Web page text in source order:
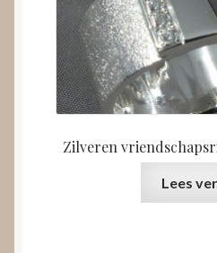
Zilveren
Lees